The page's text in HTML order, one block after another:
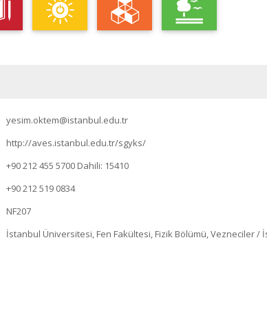
yesim.oktem@istanbul.edu.tr
http://aves.istanbul.edu.tr/sgyks/
+90 212 455 5700 Dahili: 15410
+90 212 519 0834
NF207
İstanbul Üniversitesi, Fen Fakültesi, Fizik Bölümü, Vezneciler /